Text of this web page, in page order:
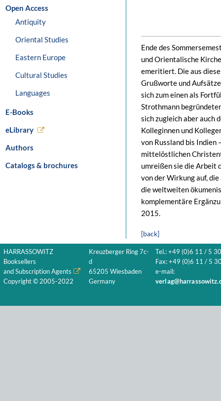
Open Access
Antiquity
Oriental Studies
Eastern Europe
Cultural Studies
Languages
E-Books
eLibrary
Authors
Catalogs & brochures
Ende des
und Orientalische
emeritiert. Die aus
Grußworte und
sich zum einen als
Strothmann
sich zugleich aber auch
Kolleginnen und
von Russland bis Indien
mittelöstlichen
umreißen sie die Arbeit
von der Wirkung auf,
die weltweiten
komplementäre
2015.
[back]
HARRASSOWITZ
Booksellers
and Subscription Agents
Copyright © 2005-2022
Kreuzberger Ring 7c-
d
65205 Wiesbaden
Germany
Tel.: +49 (0)6 11 / 5
Fax: +49 (0)6 11 / 5
e-mail: